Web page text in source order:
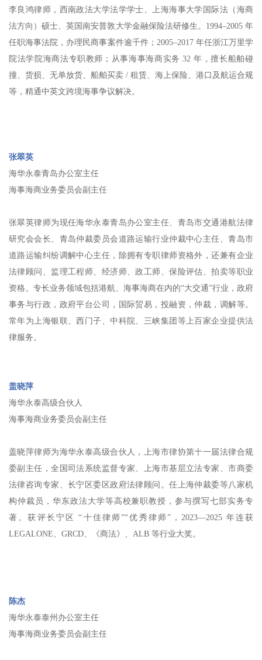
李良鸿律师，西南政法大学法学学士、上海海事大学国际法（海商
法方向）硕士、英国南安普敦大学金融保险法研修生。1994–2005 年
任职海事法院，办理民商事案件逾千件；2005–2017 年任浙江万里学
院法学院海商法专职教师；从事海事海商实务 32 年，擅长船舶碰
撞、货损、无单放货、船舶买卖 / 租赁、海上保险、港口及航运合规
等，精通中英文跨境海事争议解决。
张翠英
海华永泰青岛办公室主任
海事海商业务委员会副主任
张翠英律师为现任海华永泰青岛办公室主任、青岛市交通港航法律
研究会会长、青岛仲裁委员会道路运输行业仲裁中心主任、青岛市
道路运输纠纷调解中心主任，除拥有专职律师资格外，还兼有企业
法律顾问、监理工程师、经济师、政工师、保险评估、拍卖等职业
资格。专长业务领域包括港航、海事海商在内的“大交通”行业，政府
事务与行政，政府平台公司，国际贸易，投融资，仲裁，调解等。
常年为上海银联、西门子、中科院、三峡集团等上百家企业提供法
律服务。
盖晓萍
海华永泰高级合伙人
海事海商业务委员会副主任
盖晓萍律师为海华永泰高级合伙人，上海市律协第十一届法律合规
委副主任，全国司法系统监督专家、上海市基层立法专家、市商委
法律咨询专家、长宁区委区政府法律顾问。任上海仲裁委等八家机
构仲裁员，华东政法大学等高校兼职教授，参与撰写七部实务专
著。获评长宁区 “十佳律师”“优秀律师”，2023—2025 年连获
LEGALONE、GRCD、《商法》、ALB 等行业大奖。
陈杰
海华永泰泰州办公室主任
海事海商业务委员会副主任